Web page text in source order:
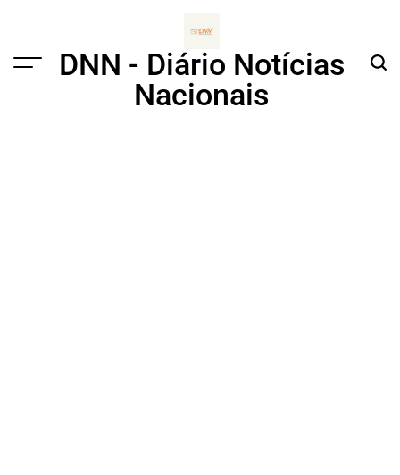
Menu
DNN - Diário Notícias
Nacionais